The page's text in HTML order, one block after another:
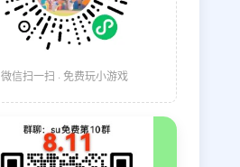
微信扫一扫 · 免费玩小游戏